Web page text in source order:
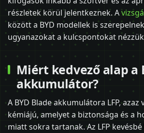
részletek körül jelentkeznek. A
között a BYD modellek is
ugyanazokat a kulcspontokat
Miért kedvező alap a
akkumulátor?
A BYD Blade akkumulátora LFP, azaz
kémiájú, amelyet a biztonsága és a
miatt sokra tartanak. Az LFP